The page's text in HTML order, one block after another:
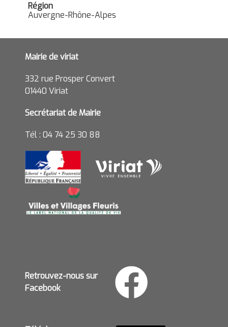
Région
Auvergne-Rhône-Alpes
Mairie de viriat
332 rue Prosper Convert
01440 Viriat
Secrétariat de Mairie
Tél : 04 74 25 30 88
Retrouvez-nous sur
Facebook